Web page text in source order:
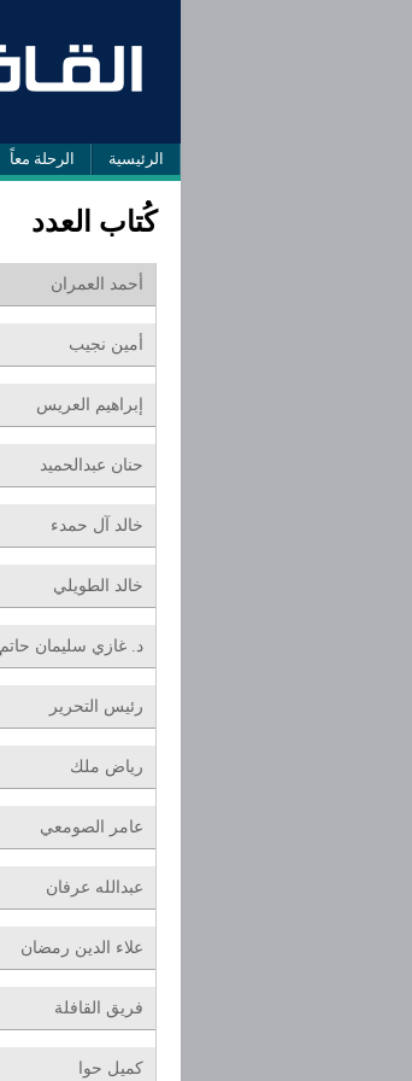
الرئيسية الرحلة معاً
كُتاب العدد
أحمد العمران
أمين نجيب
إبراهيم العريس
حنان عبدالحميد
خالد آل حمدء
خالد الطويلي
د. غازي سليمان حاتم
رئيس التحرير
رياض ملك
عامر الصومعي
عبدالله عرفان
علاء الدين رمضان
فريق القافلة
كميل حوا